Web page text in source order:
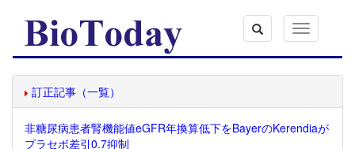
Toggle
navigation
訂正記事（一覧）
非糖尿病患者腎機能値eGFR年換算低下をBayerのKerendiaが
プラセボ差引0.7抑制